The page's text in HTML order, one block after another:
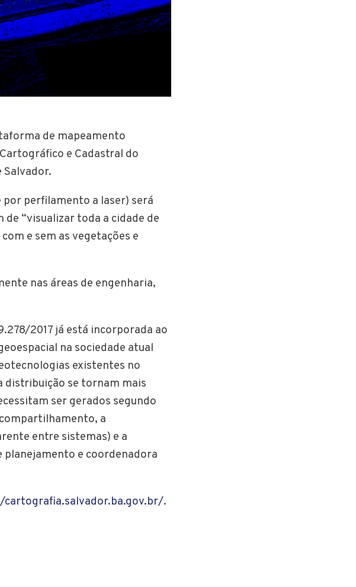
de mapeamento
e Cadastral do
Salvador.
perfilamento a laser) será
“visualizar toda a cidade de
e sem as vegetações e
nas áreas de engenharia,
2017 já está incorporada ao
na sociedade atual
existentes no
distribuição se tornam mais
ser gerados segundo
a
entre sistemas) e a
planejamento e coordenadora
.